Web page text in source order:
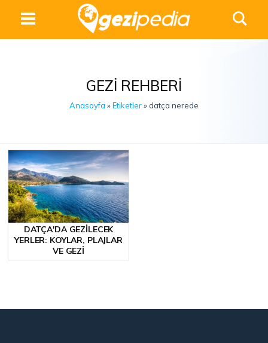
GEZI REHBERI
Anasayfa »Etiketler» datça nerede
DATÇA'DA GEZILECEK
YERLER: KOYLAR, PLAJLAR
VE GEZI